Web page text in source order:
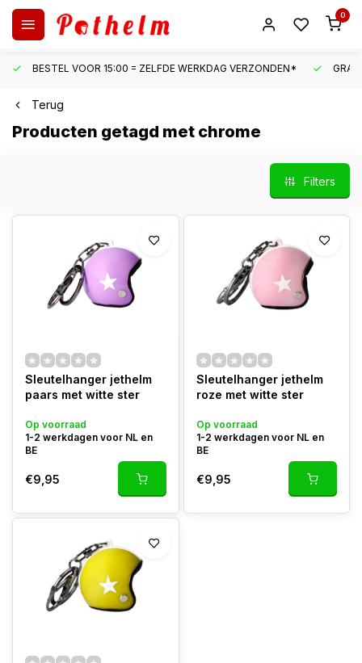
0
BESTEL VOOR 15:00 = ZELFDE WERKDAG VERZONDEN*
Terug
Producten getagd met chrome
Filters
Sleutelhanger jethelm
paars met witte ster
Op voorraad
1-2 werkdagen voor NL en
BE
€9,95
Sleutelhanger jethelm
roze met witte ster
Op voorraad
1-2 werkdagen voor NL en
BE
€9,95